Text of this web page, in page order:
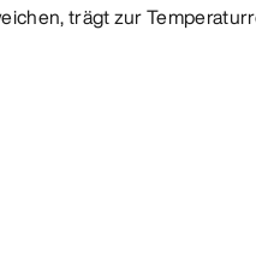
trägt zur